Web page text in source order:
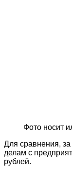
Фото носит
Для сравнения,
делам с
рублей.